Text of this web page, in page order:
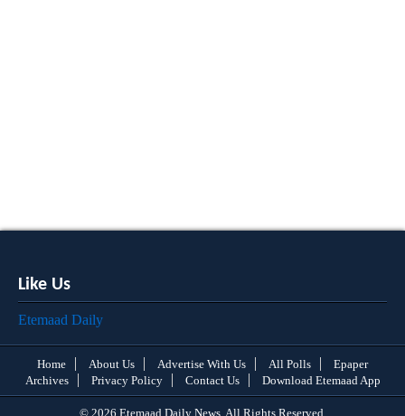
Like Us
Etemaad Daily
Home About Us Advertise With Us All Polls
Epaper
Archives
Privacy Policy Contact Us Download Etemaad App
© 2026 Etemaad Daily News, All Rights Reserved.